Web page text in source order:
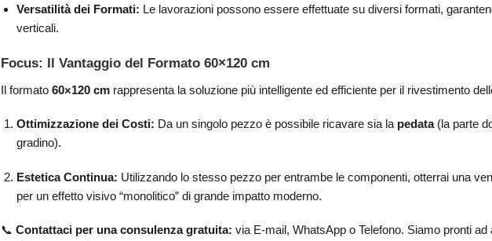
Versatilità dei Formati: Le lavorazioni possono essere effettuate su diversi formati,
verticali.
Focus: Il Vantaggio del Formato 60×120 cm
Il formato60×120 cm rappresenta la soluzione più intelligente ed efficiente per il rivestimento
Ottimizzazione dei Costi: Da un singolo pezzo è possibile ricavare sia la pedata(la parte
gradino).
Estetica Continua: Utilizzando lo stesso pezzo per entrambe le componenti, otterrai una
per un effetto visivo “monolitico” di grande impatto moderno.
📞Contattaci per una consulenza gratuita: via E-mail, WhatsApp o Telefono. Siamo pronti